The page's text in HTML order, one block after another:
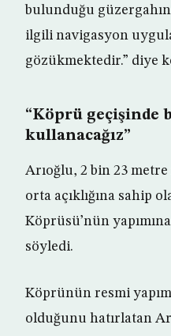
bulunduğu
ilgili navigasyon
gözükmektedir.” diye
“Köprü geçişinde
kullanacağız”
Arıoğlu, 2 bin 23
orta açıklığına sahip
Köprüsü’nün
söyledi.
Köprünün resmi
olduğunu hatırlatan